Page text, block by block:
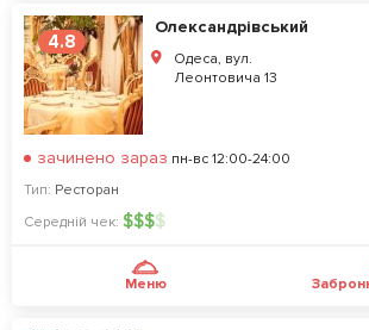
4.8
Олександрівський
Одеса, вул.
Леонтовича 13
зачинено зараз пн-вс 12:00-24:00
Тип: Ресторан
Середній чек: $$$$
Меню